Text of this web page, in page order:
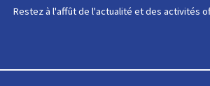
Restez à l'affût de l'actualité et des activités